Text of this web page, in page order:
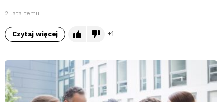
2 lata temu
Czytaj więcej 1